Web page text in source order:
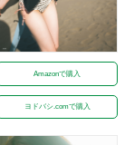
Amazonで購入
ヨドバシ.comで購入